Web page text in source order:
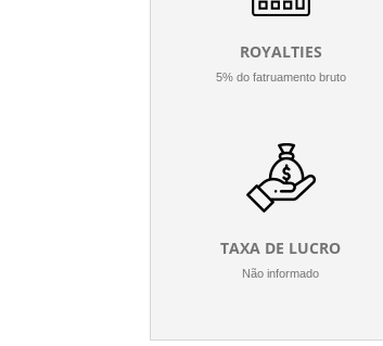
ROYALTIES
5% do fatruamento bruto
TAXA DE LUCRO
Não informado